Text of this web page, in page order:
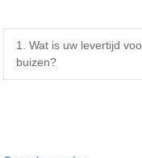
1. Wat is uw levertijd
buizen?